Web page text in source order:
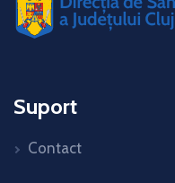
Suport
Contact